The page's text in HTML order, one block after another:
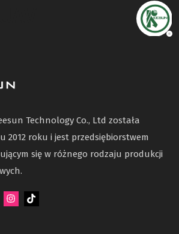
Technology Co., Ltd została
2012 roku i jest przedsiębiorstwem
się w różnego rodzaju produkcji